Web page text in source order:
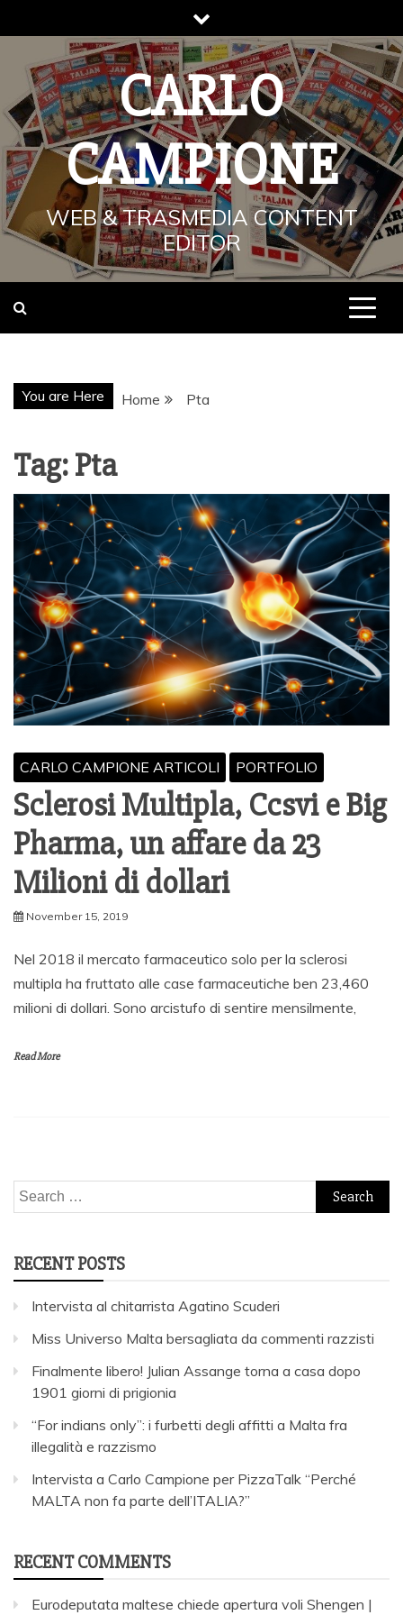
to
content
CARLO
CAMPIONE
WEB & TRASMEDIA CONTENT
EDITOR
You are Here Home Pta
Tag:Pta
CARLO CAMPIONE ARTICOLI PORTFOLIO
Sclerosi Multipla, Ccsvi e Big
Pharma, un affare da 23
Milioni di dollari
November 15, 2019
Nel 2018 il mercato farmaceutico solo per la sclerosi
multipla ha fruttato alle case farmaceutiche ben 23,460
milioni di dollari. Sono arcistufo di sentire mensilmente,
Read More
Search
for:
RECENT POSTS
Intervista al chitarrista Agatino Scuderi
Miss Universo Malta bersagliata da commenti razzisti
Finalmente libero! Julian Assange torna a casa dopo
1901 giorni di prigionia
“For indians only”: i furbetti degli affitti a Malta fra
illegalità e razzismo
Intervista a Carlo Campione per PizzaTalk “Perché
MALTA non fa parte dell’ITALIA?”
RECENT COMMENTS
Eurodeputata maltese chiede apertura voli Shengen |